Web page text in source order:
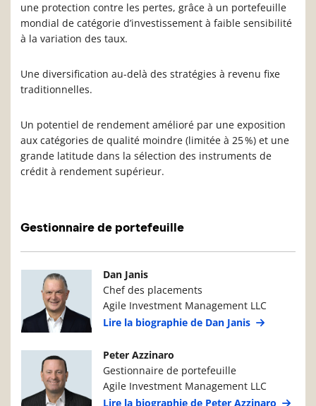
une protection contre les pertes, grâce à un portefeuille
mondial de catégorie d’investissement à faible sensibilité
à la variation des taux.
Une diversification au-delà des stratégies à revenu fixe
traditionnelles.
Un potentiel de rendement amélioré par une exposition
aux catégories de qualité moindre (limitée à 25 %) et une
grande latitude dans la sélection des instruments de
crédit à rendement supérieur.
Gestionnaire de portefeuille
Photo du gestionnaire de portefeuille
Dan Janis
Chef des placements
Agile Investment Management LLC
Lire la biographie de Dan Janis
Photo du gestionnaire de portefeuille
Peter Azzinaro
Gestionnaire de portefeuille
Agile Investment Management LLC
Lire la biographie de Peter Azzinaro